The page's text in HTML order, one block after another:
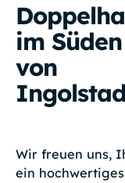
im Süden
von
Wir freuen uns,
ein hochwertiges